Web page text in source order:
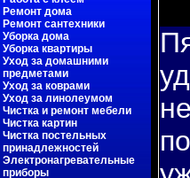
Ремонт дома
Ремонт сантехники
Уборка дома
Уборка квартиры
Уход за домашними
предметами
Уход за коврами
Уход за линолеумом
Чистка и ремонт мебели
Чистка картин
Чистка постельных
принадлежностей
Электронагревательные
приборы